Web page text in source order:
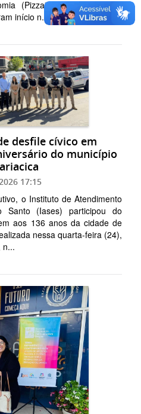
(Pizzaiolo), Informática e
início n...
desfile cívico em
do município
17:15
o Instituto de Atendimento
Santo (Iases) participou do
aos 136 anos da cidade de
nessa quarta-feira (24),
n...